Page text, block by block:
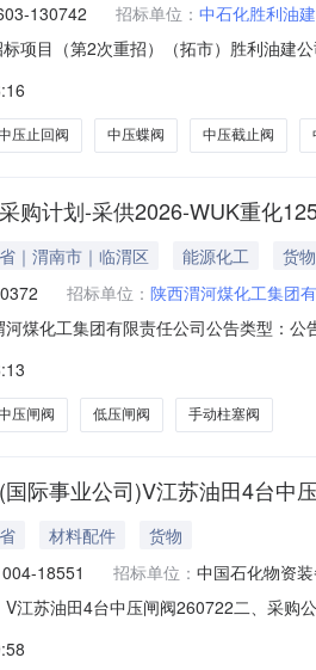
130742 招标单位： 中石化胜利油
项目（第2次重招）（拓市）胜利油建
项目概况序号项目名称项目概况1（
压止回阀 中压蝶阀 中压截止阀
购计划-采供2026-WUK重化
｜渭南市｜临渭区 能源化工
货物
招标单位： 陕西渭河煤化工集团
河煤化工集团有限责任公司公告类型：
高压闸阀600LBRFF304F304STL/
压闸阀 低压闸阀 手动柱塞阀
际事业公司)V江苏油田4台中
材料配件
货物
18551 招标单位： 中国石化物资
V江苏油田4台中压闸阀260722二、采购
07-2809:42-2026-07-3109:42五、业务